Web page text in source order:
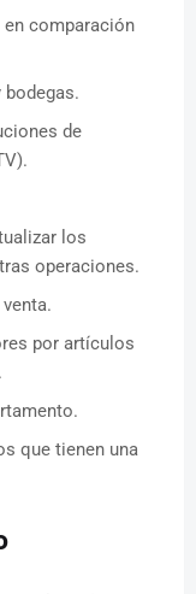
comparación
de
los
operaciones.
por artículos
que tienen una